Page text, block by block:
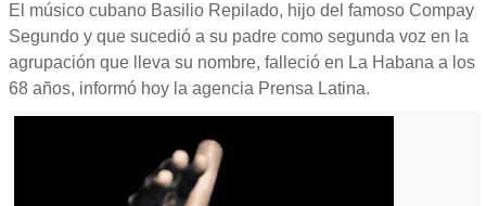
El músico cubano Basilio Repilado, hijo del famoso Compay
Segundo y que sucedió a su padre como segunda voz en la
agrupación que lleva su nombre, falleció en La Habana a los
68 años, informó hoy la agencia Prensa Latina.